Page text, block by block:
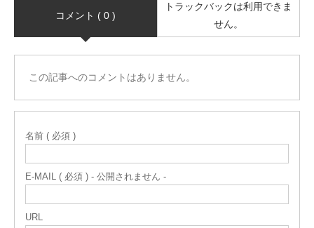
コメント ( 0 )
トラックバックは利用できま
せん。
この記事へのコメントはありません。
名前 ( 必須 )
E-MAIL ( 必須 ) - 公開されません -
URL